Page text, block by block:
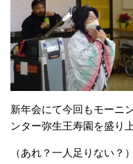
新年会にて今回もモーニ
ンター弥生王寿園を盛り
（あれ？一人足りない？）